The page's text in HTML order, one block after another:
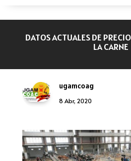
DATOS ACTUALES DE
LA CARNE
ugamcoag
8 Abr, 2020